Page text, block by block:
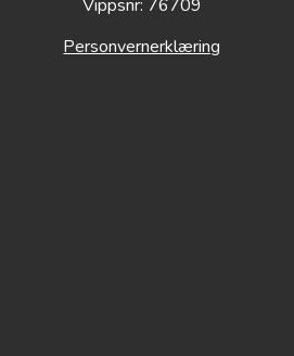
Vippsnr: 76709
Personvernerklæring